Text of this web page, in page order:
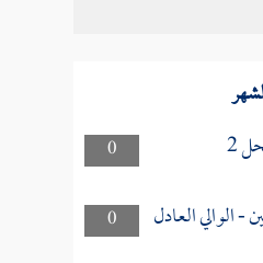
0 2
0
الوالي العادل